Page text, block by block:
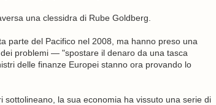
una clessidra di Rube Goldberg.
parte del Pacifico nel 2008, ma hanno preso una
problemi — "spostare il denaro da una tasca
delle finanze Europei stanno ora provando lo
la sua economia ha vissuto una serie di